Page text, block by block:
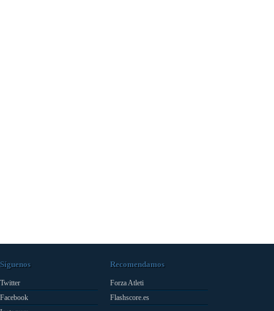
Síguenos
Twitter
Facebook
Recomendamos
Forza Atleti
Flashscore.es